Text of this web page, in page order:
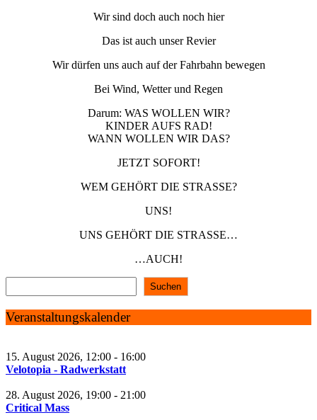
Wir sind doch auch noch hier
Das ist auch unser Revier
Wir dürfen uns auch auf der Fahrbahn bewegen
Bei Wind, Wetter und Regen
Darum: WAS WOLLEN WIR?
KINDER AUFS RAD!
WANN WOLLEN WIR DAS?
JETZT SOFORT!
WEM GEHÖRT DIE STRASSE?
UNS!
UNS GEHÖRT DIE STRASSE…
…AUCH!
BeitragsnavigationSuchen
Veranstaltungskalender
15. August 2026, 12:00 - 16:00
Velotopia - Radwerkstatt
28. August 2026, 19:00 - 21:00
Critical Mass